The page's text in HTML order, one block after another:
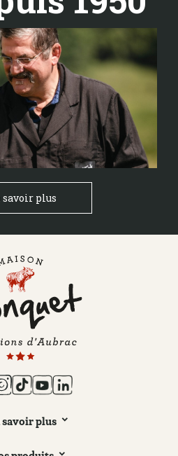
savoir plus
savoir plus